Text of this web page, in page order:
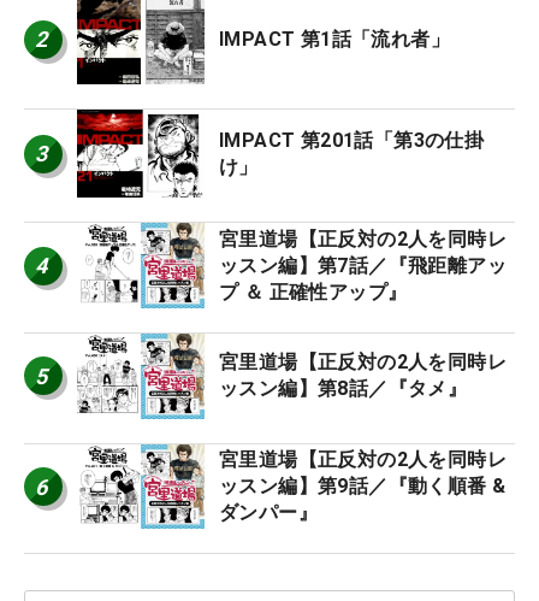
2 IMPACT 第1話「流れ者」
3
IMPACT 第201話「第3の仕掛
け」
4
宮里道場【正反対の2人を同時レ
ッスン編】第7話／『飛距離アッ
プ ＆ 正確性アップ』
5
宮里道場【正反対の2人を同時レ
ッスン編】第8話／『タメ』
6
宮里道場【正反対の2人を同時レ
ッスン編】第9話／『動く順番 &
ダンパー』